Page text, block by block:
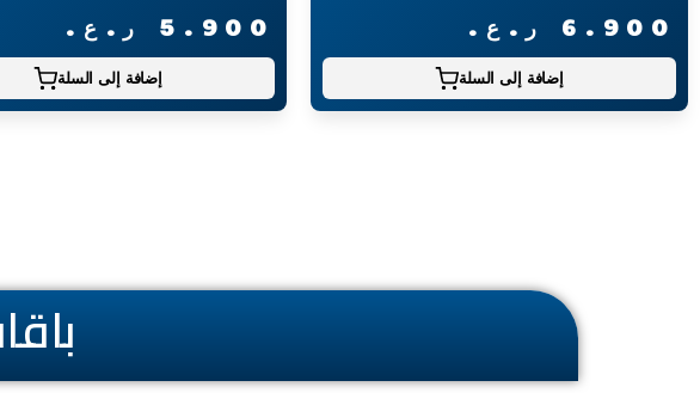
6.900 ر.ع.
إضافة إلى السلة
5.900 ر.ع.
إضافة إلى السلة